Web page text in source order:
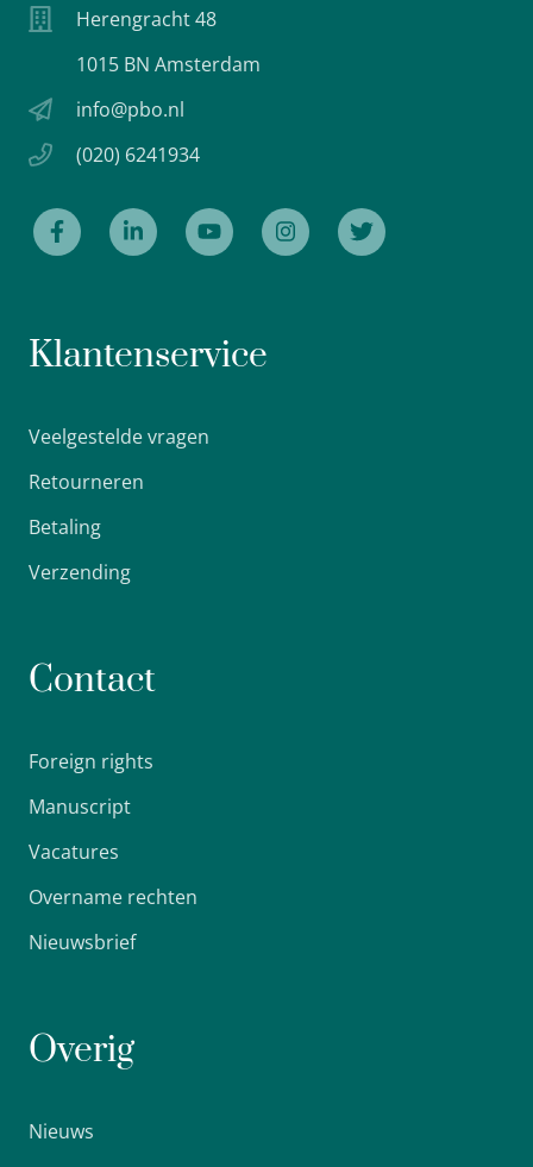
Herengracht 48
1015 BN Amsterdam
info@pbo.nl
(020) 6241934
Klantenservice
Veelgestelde vragen
Retourneren
Betaling
Verzending
Contact
Foreign rights
Manuscript
Vacatures
Overname rechten
Nieuwsbrief
Overig
Nieuws